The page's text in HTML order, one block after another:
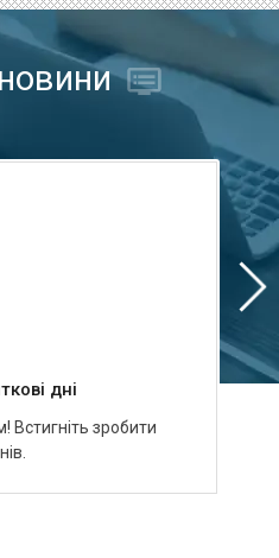
дні
Встигніть зробити